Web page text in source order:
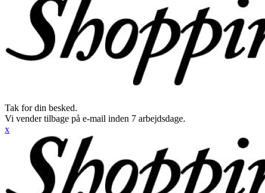
Tak for din besked.
Vi vender tilbage på e-mail inden 7 arbejdsdage.
x